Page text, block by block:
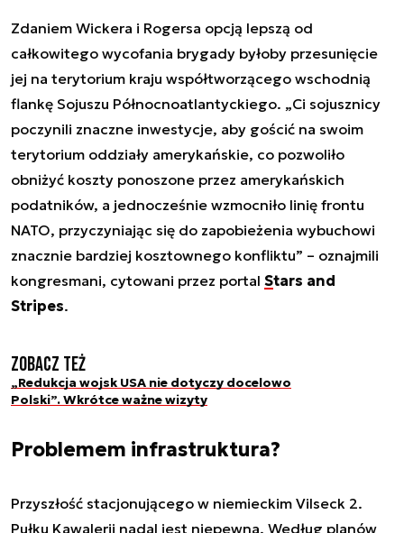
Zdaniem Wickera i Rogersa opcją lepszą od
całkowitego wycofania brygady byłoby przesunięcie
jej na terytorium kraju współtworzącego wschodnią
flankę Sojuszu Północnoatlantyckiego. „Ci sojusznicy
poczynili znaczne inwestycje, aby gościć na swoim
terytorium oddziały amerykańskie, co pozwoliło
obniżyć koszty ponoszone przez amerykańskich
podatników, a jednocześnie wzmocniło linię frontu
NATO, przyczyniając się do zapobieżenia wybuchowi
znacznie bardziej kosztownego konfliktu” – oznajmili
kongresmani, cytowani przez portal Stars and
Stripes.
Zobacz też
„Redukcja wojsk USA nie dotyczy docelowo
Polski”. Wkrótce ważne wizyty
Problemem infrastruktura?
Przyszłość stacjonującego w niemieckim Vilseck 2.
Pułku Kawalerii nadal jest niepewna. Według planów